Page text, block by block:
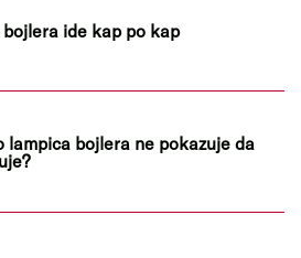
bojlera ide kap po kap
lampica bojlera ne pokazuje da